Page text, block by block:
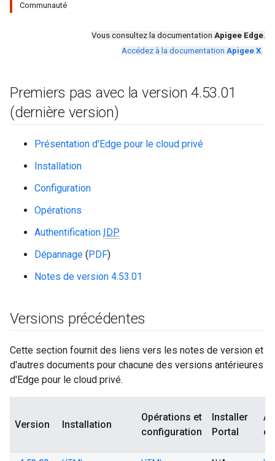
Communauté
Vous consultez la documentation Apigee Edge.
Accédez à la documentation Apigee X.
Premiers pas avec la version 4.53.01
(dernière version)
Présentation d'Edge pour le cloud privé
Installation
Configuration
Opérations
Authentification IDP
Dépannage (PDF)
Notes de version 4.53.01
Versions précédentes
Cette section fournit des liens vers les notes de version et
d'autres documents pour chacune des versions antérieures
d'Edge pour le cloud privé.
Version Installation
Opérations et
configuration
Installer
Portal